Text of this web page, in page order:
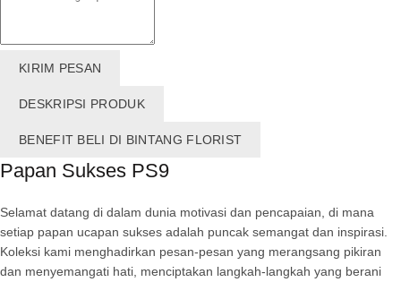
KIRIM PESAN
DESKRIPSI PRODUK
BENEFIT BELI DI BINTANG FLORIST
Papan Sukses PS9
Selamat datang di dalam dunia motivasi dan pencapaian, di mana
setiap papan ucapan sukses adalah puncak semangat dan inspirasi.
Koleksi kami menghadirkan pesan-pesan yang merangsang pikiran
dan menyemangati hati, menciptakan langkah-langkah yang berani